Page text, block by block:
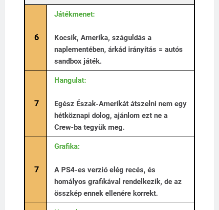
6
Játékmenet:
Kocsik, Amerika, száguldás a
naplementében, árkád irányítás = autós
sandbox játék.
7
Hangulat:
Egész Észak-Amerikát átszelni nem egy
hétköznapi dolog, ajánlom ezt ne a
Crew-ba tegyük meg.
7
Grafika:
A PS4-es verzió elég recés, és
homályos grafikával rendelkezik, de az
összkép ennek ellenére korrekt.